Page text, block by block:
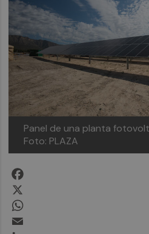
Panel de una planta
Foto: PLAZA